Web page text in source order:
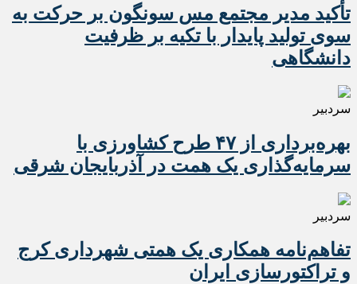
تأکید مدیر مجتمع مس سونگون بر حرکت به
سوی تولید پایدار با تکیه بر ظرفیت
دانشگاهی
سردبیر
بهره‌برداری از ۴۷ طرح کشاورزی با
سرمایه‌گذاری یک همت در آذربایجان شرقی
سردبیر
تفاهم‌نامه همکاری یک همتی شهرداری کرج
و تراکتورسازی ایران